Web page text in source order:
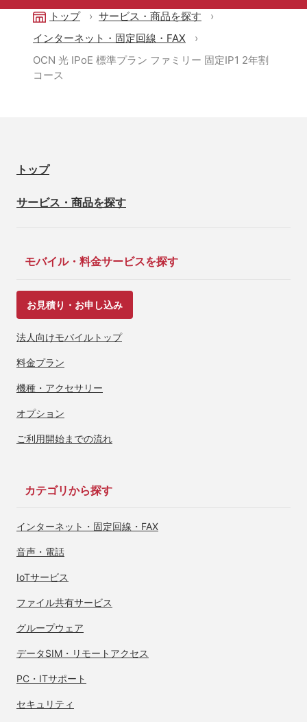
トップ
サービス・商品を探す
インターネット・固定回線・FAX
OCN 光 IPoE 標準プラン ファミリー 固定IP1 2年割
コース
トップ
サービス・商品を探す
モバイル・料金サービスを探す
お見積り・お申し込み
法人向けモバイルトップ
料金プラン
機種・アクセサリー
オプション
ご利用開始までの流れ
カテゴリから探す
インターネット・ 固定回線・FAX
音声・電話
IoTサービス
ファイル共有サービス
グループウェア
データSIM・ リモートアクセス
PC・ITサポート
セキュリティ